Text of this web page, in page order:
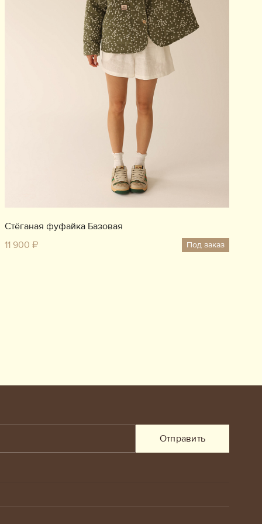
Стёганая фуфайка Базовая
11 900 ₽
Под заказ
Отправить